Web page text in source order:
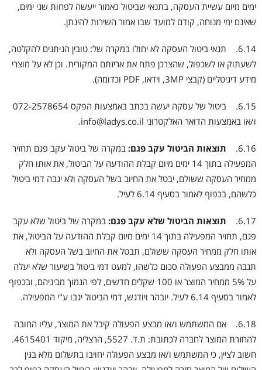
ימים מיום עשיית העסקה, בתנאי שביטול כאמור ייעשה לפחות שני ימים,
שאינם ימי מנוחה, קודם למועד שבו אמור השירות להינתן.
6.14. תנאי ביטול העסקה לא יחולו במקרה של: טובין הניתנים להקלטה,
לשעתוק או לשכפול, שהצרכן פתח את אריזתם המקורית. וכן לא על מוצרי
מידע דיגיטליים (קבצי 3MP, וידאו, PDF וכדומה).
6.15. ביטול של עסקה יעשה בכתב באמצעות הפקס 072-2578654
ו/או באמצעות הדואר האלקטרוני info@ladys.co.il.
6.16. תוצאות הביטול עקב פגם: במקרה של ביטול עקב פגם תחזיר
המפעילה בתוך 14 ימים מיום קבלת ההודעה על הביטול, את אותו חלק
ממחיר העסקה ששולם, יבטל את החיוב בשל העסקה ולא יגבה דמי ביטול
כלשהם, בכפוף לאמור בסעיף 6.14 לעיל.
6.17. תוצאות הביטול שלא עקב פגם: במקרה של ביטול שלא עקב
פגם, תחזיר המפעילה בתוך 14 ימים מיום קבלת ההודעה על הביטול, את
אותו חלק ממחיר העסקה ששולם, תבטל את החיוב בשל העסקה ולא
תגבה ממבצע הפעולה סכום כלשהו, למעט דמי ביטול בשיעור שלא יעלה
על 5% ממחיר המוצר או 100 שקלים חדשים, לפי הנמוך מביניהם, ובכפוף
לאמור בסעיף 6.14 לעיל. יובהר ויודגש, דמי הביטול יגבו ע"י המפעילה.
6.18. אם המשתמש ו/או מבצע הפעולה קיבל את המוצר, עליו החובה
להחזרת המוצר לחברה לכתובת: ת.ד. 5527, הרצליה, מיקוד 4615401.
חשוב לציין, כי המשתמש ו/או מבצע הפעולה יחויבו בתשלום מלא בגין